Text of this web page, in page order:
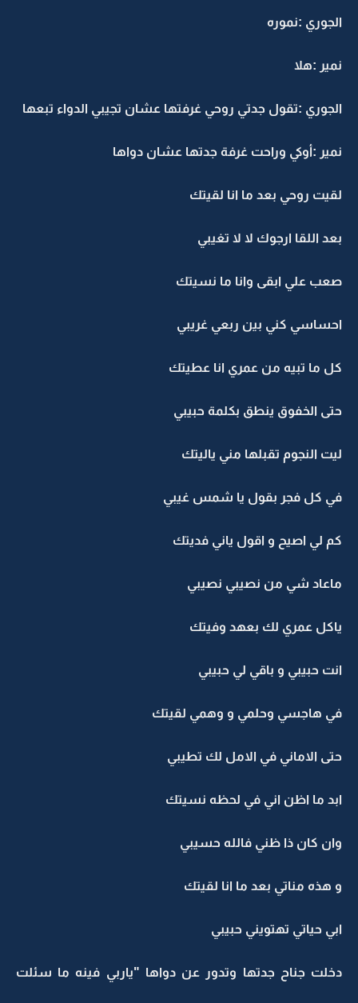
الجوري :نموره
نمير :هلا
الجوري :تقول جدتي روحي غرفتها عشان تجيبي الدواء تبعها
نمير :أوكي وراحت غرفة جدتها عشان دواها
لقيت روحي بعد ما انا لقيتك
بعد اللقا ارجوك لا لا تغيبي
صعب علي ابقى وانا ما نسيتك
احساسي كني بين ربعي غريبي
كل ما تبيه من عمري انا عطيتك
حتى الخفوق ينطق بكلمة حبيبي
ليت النجوم تقبلها مني ياليتك
في كل فجر بقول يا شمس غيبي
كم لي اصيح و اقول ياني فديتك
ماعاد شي من نصيبي نصيبي
ياكل عمري لك بعهد وفيتك
انت حبيبي و باقي لي حبيبي
في هاجسي وحلمي و وهمي لقيتك
حتى الاماني في الامل لك تطيبي
ابد ما اظن اني في لحظه نسيتك
وان كان ذا ظني فالله حسيبي
و هذه مناتي بعد ما انا لقيتك
ابي حياتي تهتويني حبيبي
دخلت جناح جدتها وتدور عن دواها "ياربي فينه ما سئلت